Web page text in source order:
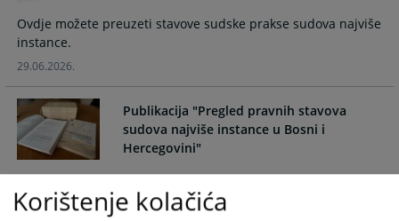
the
calendar
and
select
a
date.
Press
the
mark
the
select
a
date.
Press
mark
Ovdje možete preuzeti stavove sudske prakse sudova najviše
instance.
29.06.2026.
Publikacija "Pregled pravnih stavova
sudova najviše instance u Bosni i
Hercegovini"
stavovima sudova najviše instance u Bosni i Hercegovini.
Korištenje kolačića